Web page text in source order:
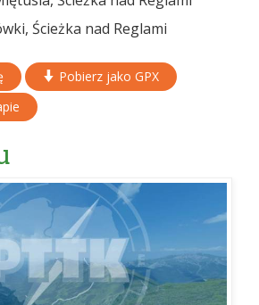
Ścieżka nad Reglami
Pobierz jako GPX